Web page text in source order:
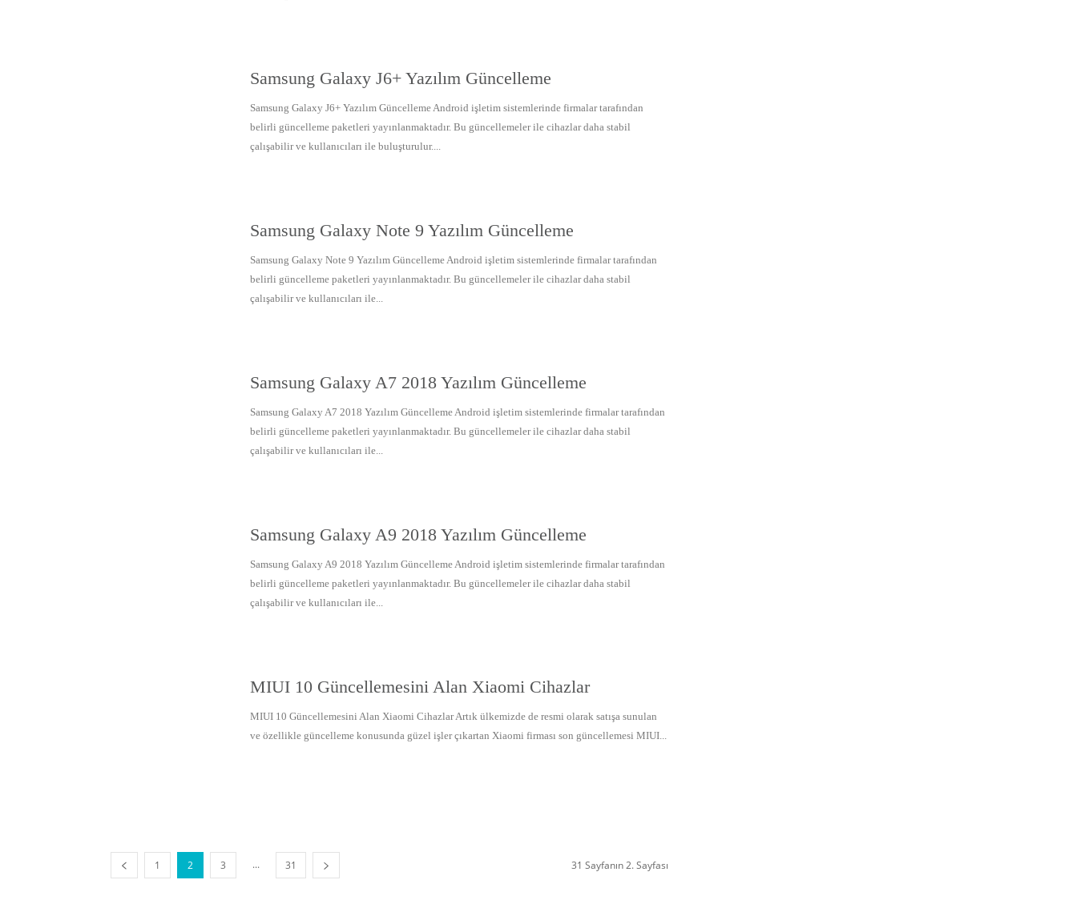
Samsung Galaxy J6+ Yazılım Güncelleme
Samsung Galaxy J6+ Yazılım Güncelleme Android işletim sistemlerinde firmalar tarafından
belirli güncelleme paketleri yayınlanmaktadır. Bu güncellemeler ile cihazlar daha stabil
çalışabilir ve kullanıcıları ile buluşturulur....
Samsung Galaxy Note 9 Yazılım Güncelleme
Samsung Galaxy Note 9 Yazılım Güncelleme Android işletim sistemlerinde firmalar tarafından
belirli güncelleme paketleri yayınlanmaktadır. Bu güncellemeler ile cihazlar daha stabil
çalışabilir ve kullanıcıları ile...
Samsung Galaxy A7 2018 Yazılım Güncelleme
Samsung Galaxy A7 2018 Yazılım Güncelleme Android işletim sistemlerinde firmalar tarafından
belirli güncelleme paketleri yayınlanmaktadır. Bu güncellemeler ile cihazlar daha stabil
çalışabilir ve kullanıcıları ile...
Samsung Galaxy A9 2018 Yazılım Güncelleme
Samsung Galaxy A9 2018 Yazılım Güncelleme Android işletim sistemlerinde firmalar tarafından
belirli güncelleme paketleri yayınlanmaktadır. Bu güncellemeler ile cihazlar daha stabil
çalışabilir ve kullanıcıları ile...
MIUI 10 Güncellemesini Alan Xiaomi Cihazlar
MIUI 10 Güncellemesini Alan Xiaomi Cihazlar Artık ülkemizde de resmi olarak satışa sunulan
ve özellikle güncelleme konusunda güzel işler çıkartan Xiaomi firması son güncellemesi MIUI...
1 2 3 ... 31 31 Sayfanın 2. Sayfası